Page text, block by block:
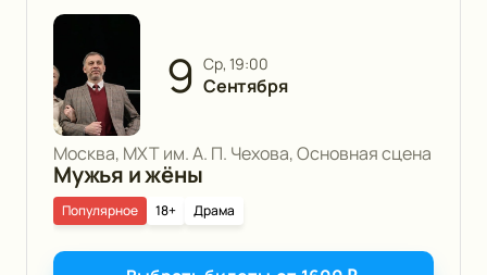
9 ср, 19:00
Сентября
Москва, МХТ им. А. П. Чехова, Основная сцена
Мужья и жёны
18+ Драма
Популярное